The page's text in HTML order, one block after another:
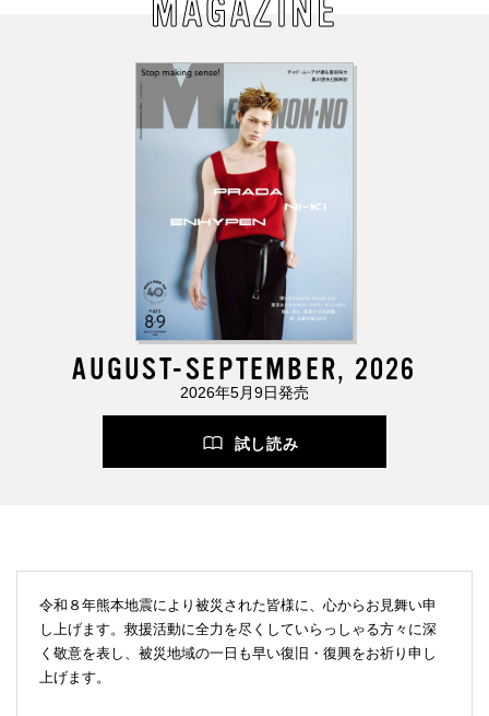
MAGAZINE
AUGUST-SEPTEMBER, 2026
2026年5月9日発売
試し読み
令和８年熊本地震により被災された皆様に、心からお見舞い申
し上げます。救援活動に全力を尽くしていらっしゃる方々に深
く敬意を表し、被災地域の一日も早い復旧・復興をお祈り申し
上げます。